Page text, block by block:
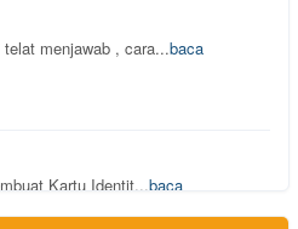
menjawab , cara...baca
Kartu Identit...baca